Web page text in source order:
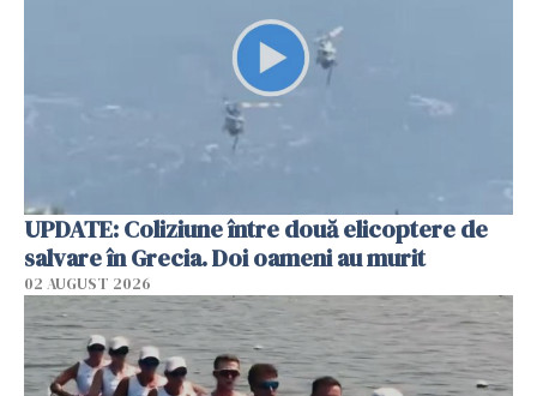
UPDATE: Coliziune între două elicoptere de
salvare în Grecia. Doi oameni au murit
02 AUGUST 2026